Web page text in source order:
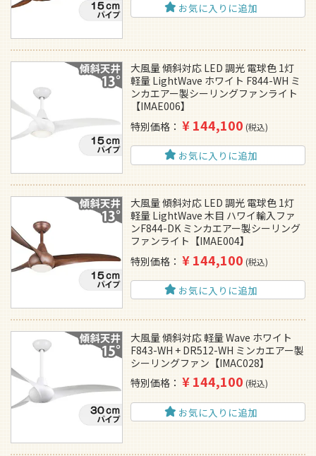
お気に入りに追加
大風量 傾斜対応 LED 調光 電球色 1灯
軽量 LightWave ホワイト F844-WH ミ
ンカエアー製シーリングファンライト
【IMAE006】
特別価格
¥144,100 税込
お気に入りに追加
大風量 傾斜対応 LED 調光 電球色 1灯
軽量 LightWave 木目 ハワイ輸入ファ
ンF844-DK ミンカエアー製シーリング
ファンライト【IMAE004】
特別価格
¥144,100 税込
お気に入りに追加
大風量 傾斜対応 軽量 Wave ホワイト
F843-WH + DR512-WH ミンカエアー製
シーリングファン【IMAC028】
特別価格
¥144,100 税込
お気に入りに追加